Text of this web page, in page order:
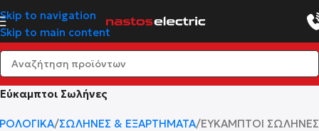
Skip to navigation
Skip to main content
Εύκαμπτοι Σωλήνες
ΣΩΛΉΝΕΣ & ΕΞΑΡΤΉΜΑΤΑ ΕΎΚΑΜΠΤΟΙ ΣΩΛΉΝΕΣ